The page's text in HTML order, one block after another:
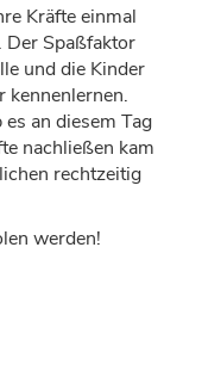
Kräfte einmal
Der Spaßfaktor
und die Kinder
kennenlernen.
an diesem Tag
nachließen kam
rechtzeitig
werden!